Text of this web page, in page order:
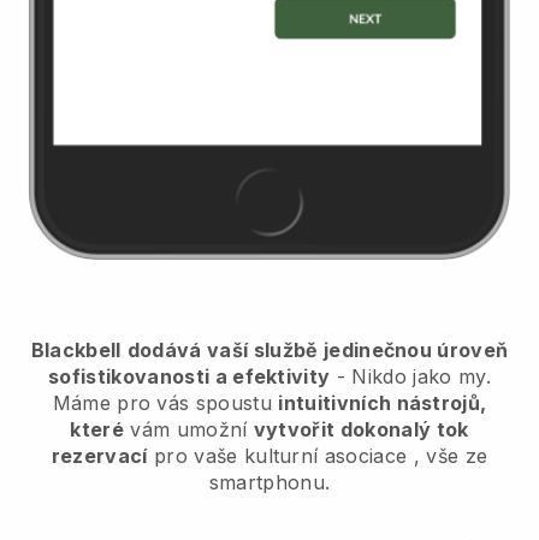
Blackbell dodává vaší službě jedinečnou úroveň
sofistikovanosti a efektivity - Nikdo jako my.
Máme pro vás spoustu intuitivních nástrojů,
které vám umožní vytvořit dokonalý tok
rezervací pro vaše kulturní asociace , vše ze
smartphonu.